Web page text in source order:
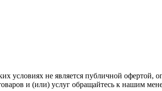
не является публичной офертой,
и (или) услуг обращайтесь к нашим